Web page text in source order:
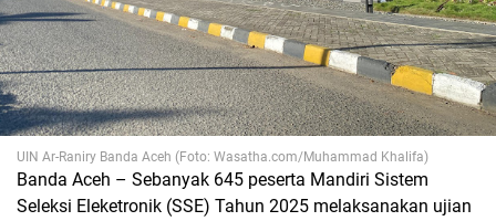
UIN Ar-Raniry Banda Aceh (Foto: Wasatha.com/Muhammad Khalifa)
Banda Aceh – Sebanyak 645 peserta Mandiri Sistem
Seleksi Eleketronik (SSE) Tahun 2025 melaksanakan ujian